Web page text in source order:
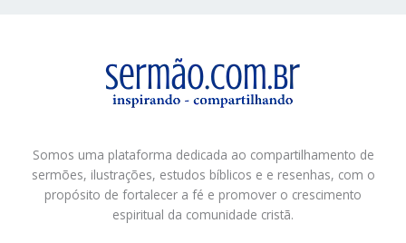
Somos uma plataforma dedicada ao compartilhamento de
sermões, ilustrações, estudos bíblicos e e resenhas, com o
propósito de fortalecer a fé e promover o crescimento
espiritual da comunidade cristã.